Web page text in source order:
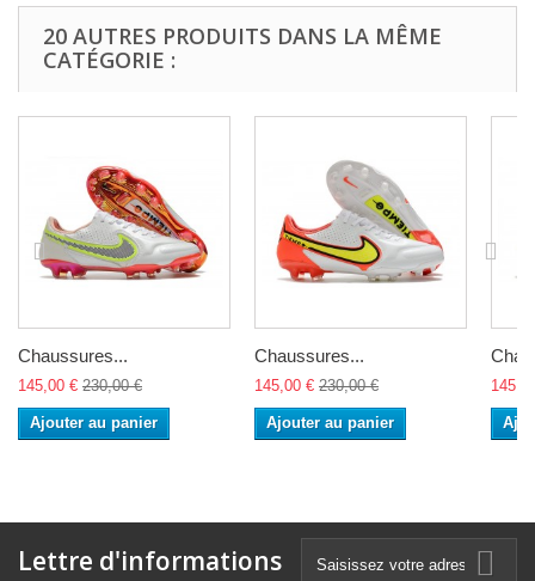
20 AUTRES PRODUITS DANS LA MÊME
CATÉGORIE :
Chaussures...
145,00 € 230,00 €
Ajouter au panier
Chaussures...
145,00 € 230,00 €
Ajouter au panier
Lettre d'informations